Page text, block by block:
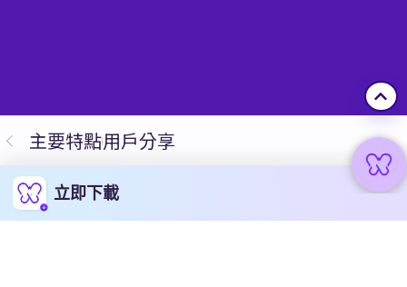
主要特點用戶分享
立即下載